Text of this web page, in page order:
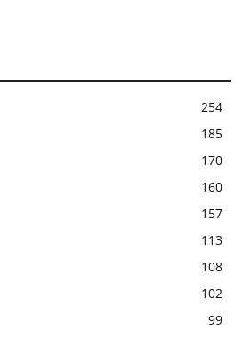
254
185
170
160
157
113
108
102
99